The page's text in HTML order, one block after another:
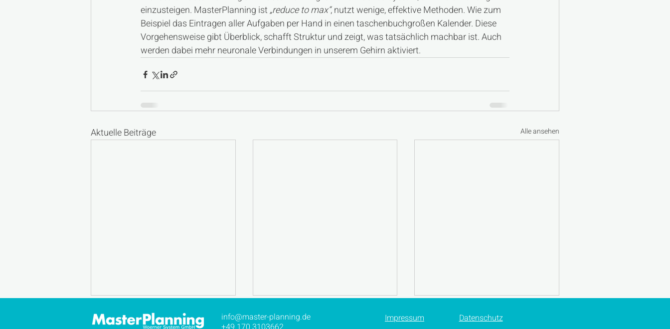
einzusteigen. MasterPlanning ist „reduce to max“, nutzt wenige, effektive Methoden. Wie zum
Beispiel das Eintragen aller Aufgaben per Hand in einen taschenbuchgroßen Kalender. Diese
Vorgehensweise gibt Überblick, schafft Struktur und zeigt, was tatsächlich machbar ist. Auch
werden dabei mehr neuronale Verbindungen in unserem Gehirn aktiviert.
Aktuelle Beiträge Alle ansehen
info@master-planning.de
Impressum Datenschutz